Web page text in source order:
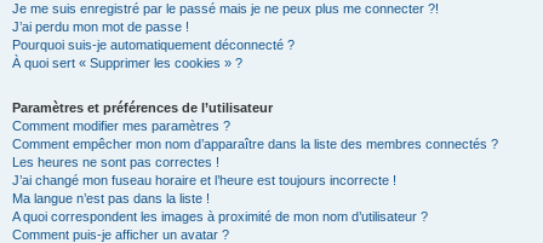
Je me suis enregistré par le passé mais je ne peux plus me connecter ?!
J’ai perdu mon mot de passe !
Pourquoi suis-je automatiquement déconnecté ?
À quoi sert « Supprimer les cookies » ?
Paramètres et préférences de l’utilisateur
Comment modifier mes paramètres ?
Comment empêcher mon nom d’apparaître dans la liste des membres connectés ?
Les heures ne sont pas correctes !
J’ai changé mon fuseau horaire et l’heure est toujours incorrecte !
Ma langue n’est pas dans la liste !
A quoi correspondent les images à proximité de mon nom d’utilisateur ?
Comment puis-je afficher un avatar ?